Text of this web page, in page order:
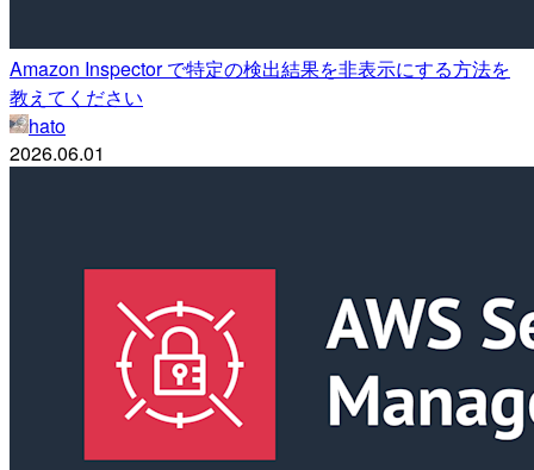
Amazon Inspector で特定の検出結果を非表示にする方法を
教えてください
hato
2026.06.01